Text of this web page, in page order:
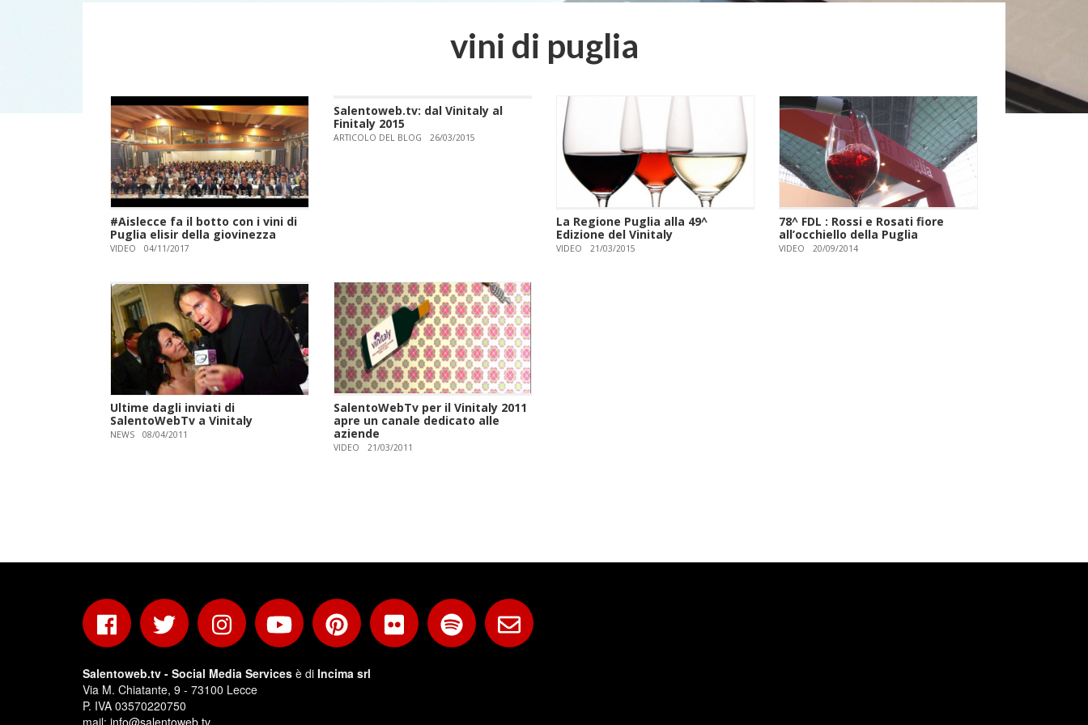
vini di puglia
#Aislecce fa il botto con i vini di
Puglia elisir della giovinezza
VIDEO 04/11/2017
Salentoweb.tv: dal Vinitaly al
Finitaly 2015
ARTICOLO DEL BLOG 26/03/2015
La Regione Puglia alla 49^
Edizione del Vinitaly
VIDEO 21/03/2015
78^ FDL : Rossi e Rosati fiore
all’occhiello della Puglia
VIDEO 20/09/2014
Ultime dagli inviati di
SalentoWebTv a Vinitaly
NEWS 08/04/2011
SalentoWebTv per il Vinitaly 2011
apre un canale dedicato alle
aziende
VIDEO 21/03/2011
Salentoweb.tv - Social Media Services è di Incima srl
Via M. Chiatante, 9 - 73100 Lecce
P. IVA 03570220750